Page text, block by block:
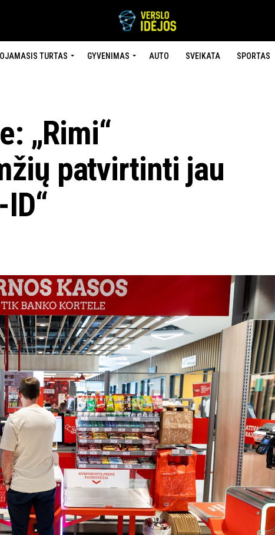
TURTAS GYVENIMAS AUTO SVEIKATA SPORTAS
„Rimi“
patvirtinti jau